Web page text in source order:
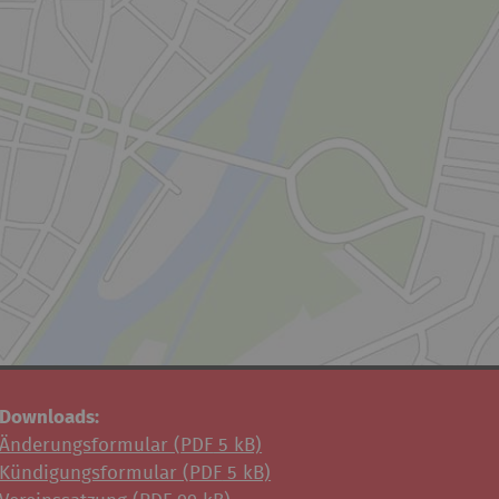
Downloads:
Änderungsformular ( PDF 5 kB)
Kündigungsformular ( PDF 5 kB)